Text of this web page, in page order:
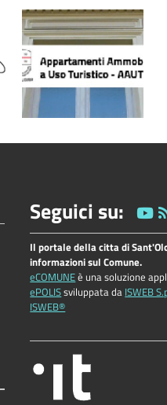
Seguici su:
Il portale della citta di
informazioni sul Comune.
eCOMUNEè una soluzione
ePOLISsviluppata da ISWEB
ISWEB®